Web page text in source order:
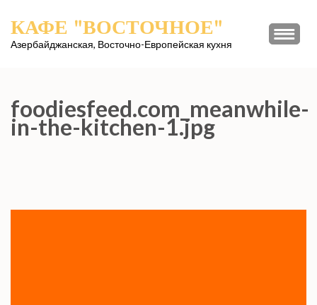
содержимому
КАФЕ "ВОСТОЧНОЕ"
Азербайджанская, Восточно-Европейская кухня
foodiesfeed.com_meanwhile-
in-the-kitchen-1.jpg